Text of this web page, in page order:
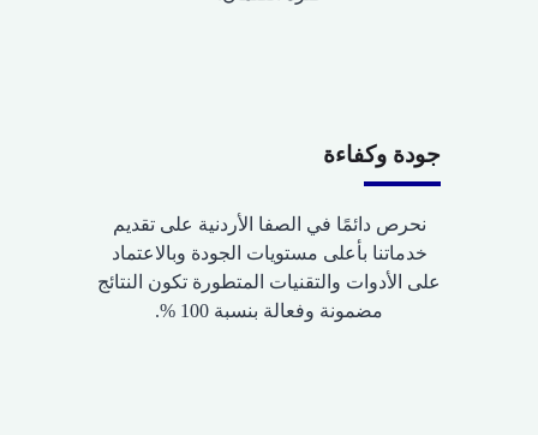
جودة وكفاءة
نحرص دائمًا في الصفا الأردنية على تقديم
خدماتنا بأعلى مستويات الجودة وبالاعتماد
على الأدوات والتقنيات المتطورة تكون النتائج
مضمونة وفعالة بنسبة 100 %.